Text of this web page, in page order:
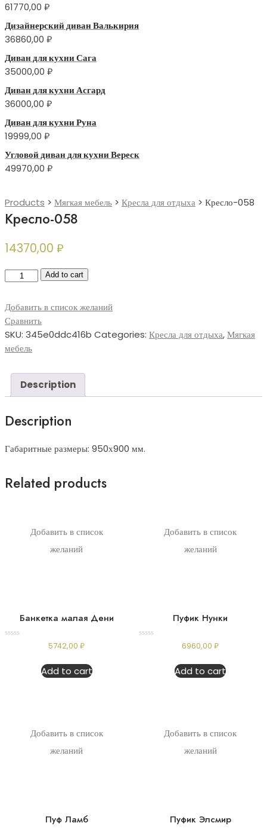
61770,00 ₽
Дизайнерский диван Валькирия
36860,00 ₽
Диван для кухни Сага
35000,00 ₽
Диван для кухни Асгард
36000,00 ₽
Диван для кухни Руна
19999,00 ₽
Угловой диван для кухни Вереск
49970,00 ₽
Products > Мягкая мебель > Кресла для отдыха > Кресло-058
Кресло-058
14370,00 ₽
Кресло-058Add to cart
Добавить в список желаний
Сравнить
SKU: 345e0ddc416b Categories: Кресла для отдыха,Мягкая
мебель
Description
Description
Габаритные размеры: 950х900 мм.
Related products
Добавить в список
желаний
Банкетка малая Дени
5742,00₽
Add to cart
Добавить в список
желаний
Пуфик Нунки
6960,00₽
Add to cart
Добавить в список
желаний
Пуф Ламб
Добавить в список
желаний
Пуфик Элсмир